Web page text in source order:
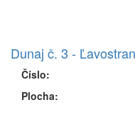
Dunaj č. 3 -
Číslo:
Plocha: